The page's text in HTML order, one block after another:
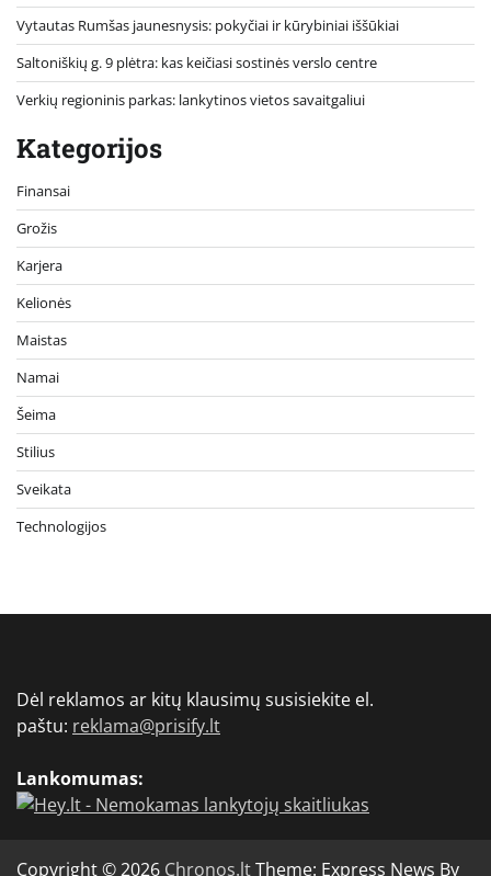
Vytautas Rumšas jaunesnysis: pokyčiai ir kūrybiniai iššūkiai
Saltoniškių g. 9 plėtra: kas keičiasi sostinės verslo centre
Verkių regioninis parkas: lankytinos vietos savaitgaliui
Kategorijos
Finansai
Grožis
Karjera
Kelionės
Maistas
Namai
Šeima
Stilius
Sveikata
Technologijos
Dėl reklamos ar kitų klausimų susisiekite el.
paštu: reklama@prisify.lt
Lankomumas:
Copyright © 2026 Chronos.ltTheme: Express News By